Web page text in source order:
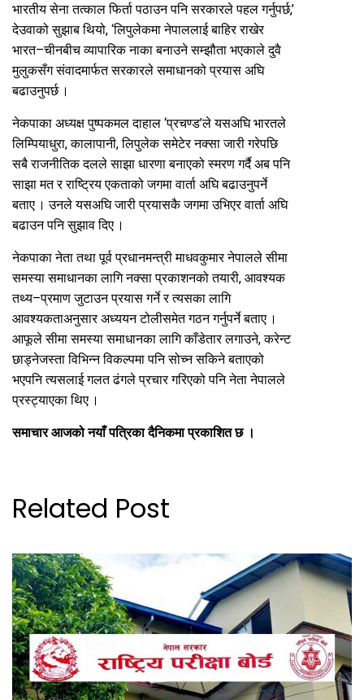
भारतीय सेना तत्काल फिर्ता पठाउन पनि सरकारले पहल गर्नुपर्छ,’
देउवाको सुझाब थियो, ‘लिपुलेकमा नेपाललाई बाहिर राखेर
भारत–चीनबीच व्यापारिक नाका बनाउने सम्झौता भएकाले दुवै
मुलुकसँग संवादमार्फत सरकारले समाधानको प्रयास अघि
बढाउनुपर्छ ।
नेकपाका अध्यक्ष पुष्पकमल दाहाल ‘प्रचण्ड’ले यसअघि भारतले
लिम्पियाधुरा, कालापानी, लिपुलेक समेटेर नक्सा जारी गरेपछि
सबै राजनीतिक दलले साझा धारणा बनाएको स्मरण गर्दै अब पनि
साझा मत र राष्ट्रिय एकताको जगमा वार्ता अघि बढाउनुपर्ने
बताए । उनले यसअघि जारी प्रयासकै जगमा उभिएर वार्ता अघि
बढाउन पनि सुझाव दिए ।
नेकपाका नेता तथा पूर्व प्रधानमन्त्री माधवकुमार नेपालले सीमा
समस्या समाधानका लागि नक्सा प्रकाशनको तयारी, आवश्यक
तथ्य–प्रमाण जुटाउन प्रयास गर्ने र त्यसका लागि
आवश्यकताअनुसार अध्ययन टोलीसमेत गठन गर्नुपर्ने बताए ।
आफूले सीमा समस्या समाधानका लागि काँडेतार लगाउने, करेन्ट
छाड्नेजस्ता विभिन्न विकल्पमा पनि सोच्न सकिने बताएको
भएपनि त्यसलाई गलत ढंगले प्रचार गरिएको पनि नेता नेपालले
प्रस्ट्याएका थिए ।
समाचार आजको नयाँ पत्रिका दैनिकमा प्रकाशित छ ।
Related Post